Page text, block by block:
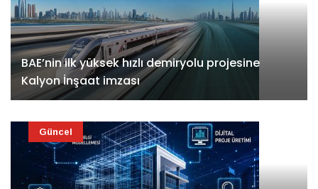
BAE’nin ilk yüksek hızlı demiryolu projesine
Kalyon İnşaat imzası
Güncel